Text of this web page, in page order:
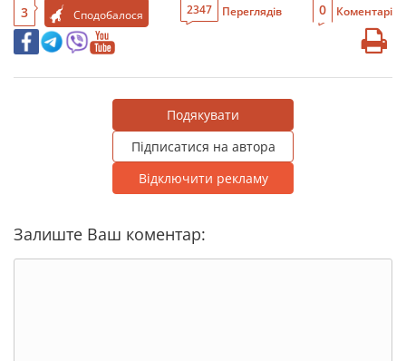
3 Сподобалося 2347 Переглядів 0 Коментарі
Подякувати
Підписатися на автора
Відключити рекламу
Залиште Ваш коментар: